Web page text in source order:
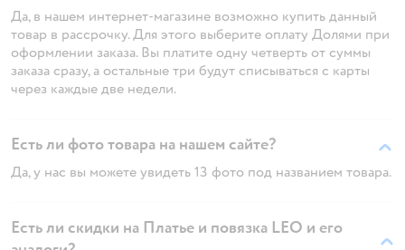
Да, в нашем интернет-магазине возможно купить данный
товар в рассрочку. Для этого выберите оплату Долями при
оформлении заказа. Вы платите одну четверть от суммы
заказа сразу, а остальные три будут списываться с карты
через каждые две недели.
Есть ли фото товара на нашем сайте?
Да, у нас вы можете увидеть 13 фото под названием товара.
Есть ли скидки на Платье и повязка LEO и его